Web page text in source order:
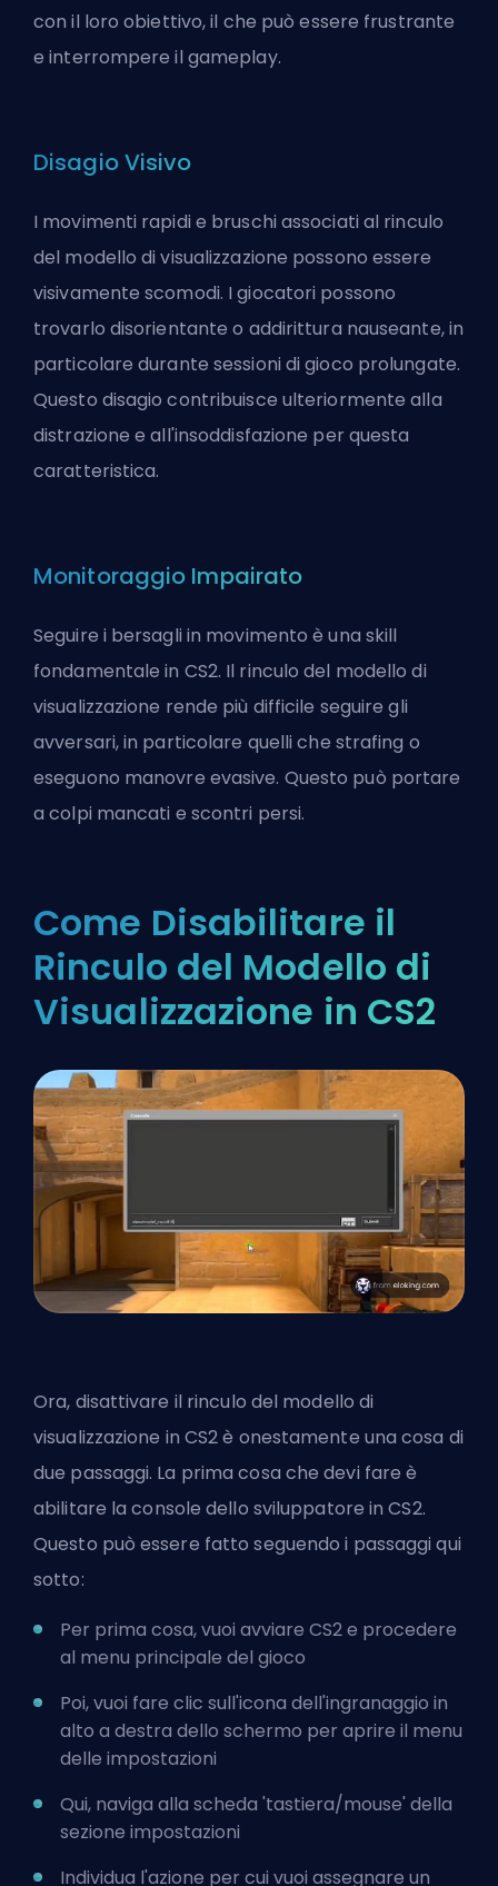
con il loro obiettivo, il che può essere frustrante
e interrompere il gameplay.
Disagio Visivo
I movimenti rapidi e bruschi associati al rinculo
del modello di visualizzazione possono essere
visivamente scomodi. I giocatori possono
trovarlo disorientante o addirittura nauseante, in
particolare durante sessioni di gioco prolungate.
Questo disagio contribuisce ulteriormente alla
distrazione e all'insoddisfazione per questa
caratteristica.
Monitoraggio Impairato
Seguire i bersagli in movimento è una skill
fondamentale in CS2. Il rinculo del modello di
visualizzazione rende più difficile seguire gli
avversari, in particolare quelli che strafing o
eseguono manovre evasive. Questo può portare
a colpi mancati e scontri persi.
Come Disabilitare il
Rinculo del Modello di
Visualizzazione in CS2
Ora, disattivare il rinculo del modello di
visualizzazione in CS2 è onestamente una cosa di
due passaggi. La prima cosa che devi fare è
abilitare la console dello sviluppatore in CS2.
Questo può essere fatto seguendo i passaggi qui
sotto:
Per prima cosa, vuoi avviare CS2 e procedere
al menu principale del gioco
Poi, vuoi fare clic sull'icona dell'ingranaggio in
alto a destra dello schermo per aprire il menu
delle impostazioni
Qui, naviga alla scheda 'tastiera/mouse' della
sezione impostazioni
Individua l'azione per cui vuoi assegnare un